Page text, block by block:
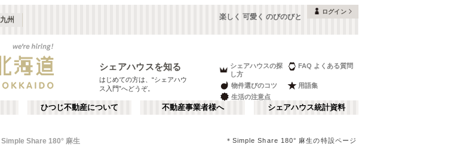
九州 楽しく 可愛く のびのびと
ログイン
シェアハウスを知る
はじめての方は、“シェアハウ
ス入門”へどうぞ。
シェアハウスの探
し方
FAQ よくある質問
物件選びのコツ
用語集
生活の注意点
ひつじ不動産について 不動産事業者様へ シェアハウス統計資料
Simple Share 180° 麻生 ＊Simple Share 180° 麻生の特設ページ